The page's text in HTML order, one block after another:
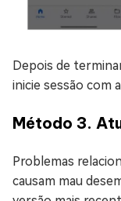
Depois de
inicie sessão com
Método 3.
Problemas
causam mau